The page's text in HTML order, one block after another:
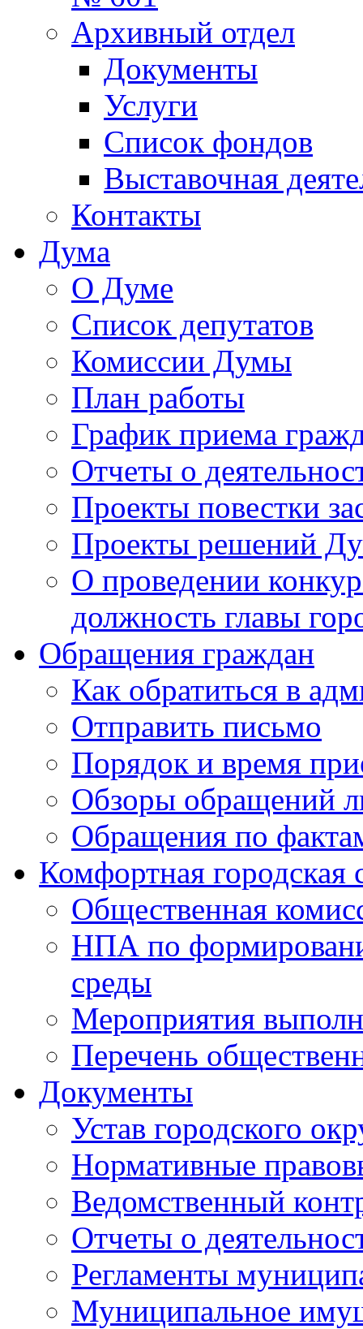
Архивный отдел
Документы
Услуги
Список фондов
Выставочная
Контакты
Дума
О Думе
Список депутатов
Комиссии Думы
План работы
График приема
Отчеты о
Проекты повестки
Проекты решений
О проведении
должность главы
Обращения граждан
Как обратиться в
Отправить письмо
Порядок и время
Обзоры обращений
Обращения по
Комфортная городская
Общественная
НПА по
среды
Мероприятия
Перечень
Документы
Устав городского
Нормативные
Ведомственный
Отчеты о
Регламенты
Муниципальное